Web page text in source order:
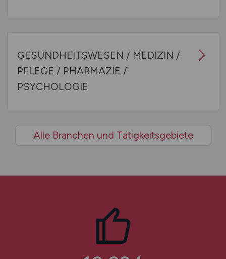
GESUNDHEITSWESEN / MEDIZIN /
PFLEGE / PHARMAZIE /
PSYCHOLOGIE
Alle Branchen und Tätigkeitsgebiete